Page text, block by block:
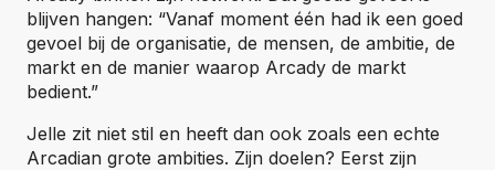
blijven hangen: “Vanaf moment één had ik een goed
gevoel bij de organisatie, de mensen, de ambitie, de
markt en de manier waarop Arcady de markt
bedient.”
Jelle zit niet stil en heeft dan ook zoals een echte
Arcadian grote ambities. Zijn doelen? Eerst zijn